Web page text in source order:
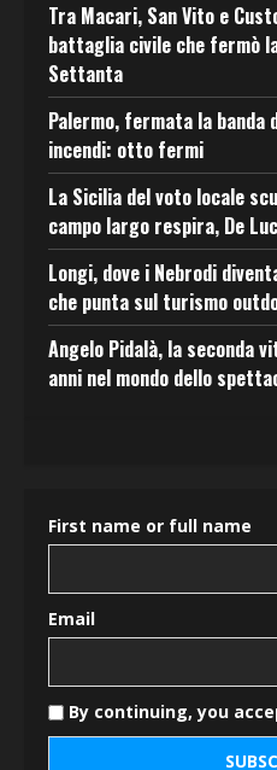
Tra Macari, San Vito e
battaglia civile che fermò
Settanta
Palermo, fermata la banda
incendi: otto fermi
La Sicilia del voto locale
campo largo respira, De
Longi, dove i Nebrodi
che punta sul turismo
Angelo Pidalà, la seconda
anni nel mondo dello
First name or full name
Email
By continuing, you